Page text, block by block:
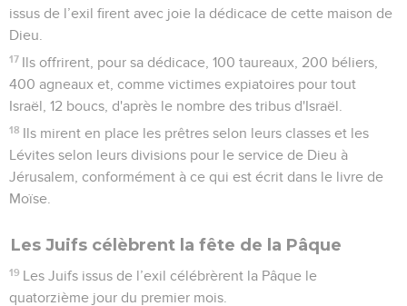
issus de l’exil firent avec joie la dédicace de cette maison de
Dieu.
17 Ils offrirent, pour sa dédicace, 100 taureaux, 200 béliers,
400 agneaux et, comme victimes expiatoires pour tout
Israël, 12 boucs, d'après le nombre des tribus d'Israël.
18 Ils mirent en place les prêtres selon leurs classes et les
Lévites selon leurs divisions pour le service de Dieu à
Jérusalem, conformément à ce qui est écrit dans le livre de
Moïse.
Les Juifs célèbrent la fête de la Pâque
19 Les Juifs issus de l’exil célébrèrent la Pâque le
quatorzième jour du premier mois.